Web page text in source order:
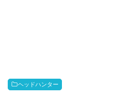
ヘッドハンター